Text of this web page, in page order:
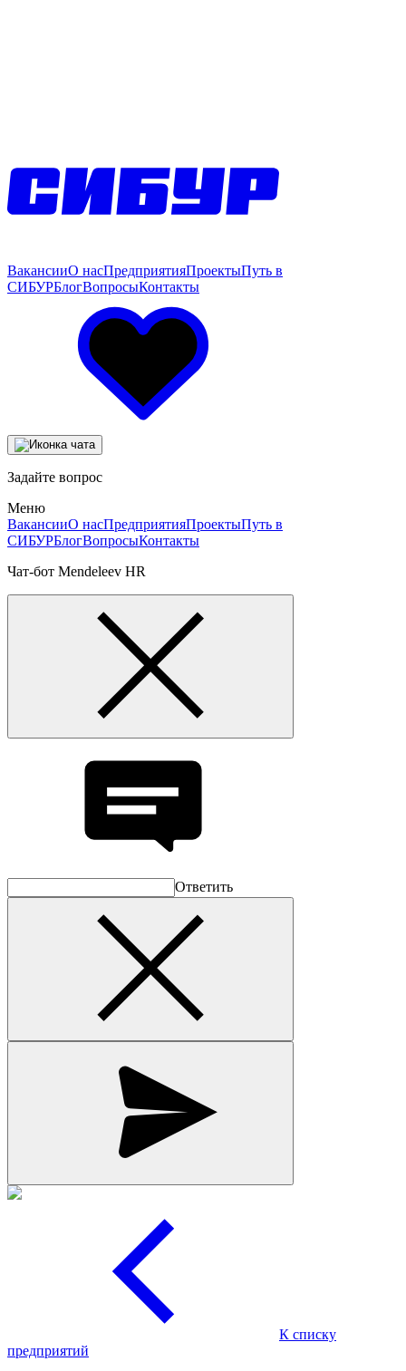
ВакансииО насПредприятияПроектыПуть в
СИБУРБлогВопросыКонтакты
Задайте вопрос
Меню
ВакансииО насПредприятияПроектыПуть в
СИБУРБлогВопросыКонтакты
Чат-бот Mendeleev HR
Ответить
К списку
предприятий